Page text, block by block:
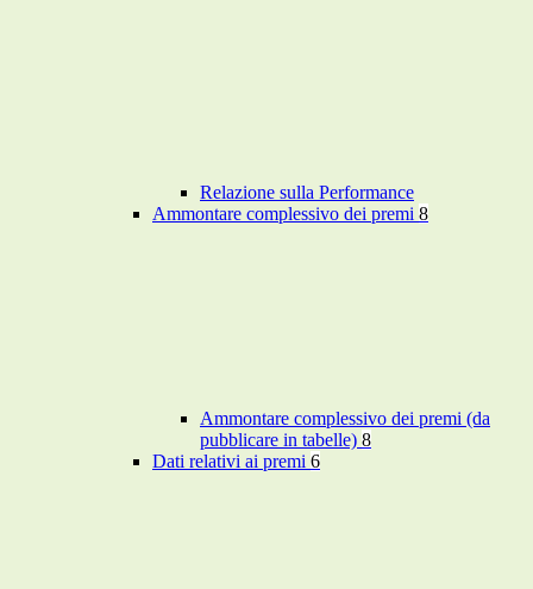
Relazione sulla Performance
Ammontare complessivo dei premi 8
Ammontare complessivo dei premi (da
pubblicare in tabelle) 8
Dati relativi ai premi 6